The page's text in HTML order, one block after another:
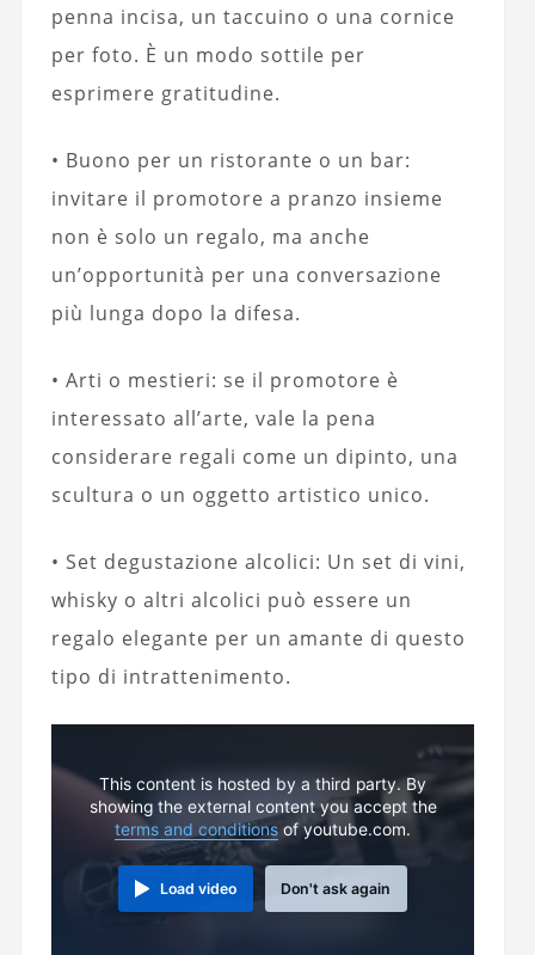
penna incisa, un taccuino o una cornice
per foto. È un modo sottile per
esprimere gratitudine.
• Buono per un ristorante o un bar:
invitare il promotore a pranzo insieme
non è solo un regalo, ma anche
un’opportunità per una conversazione
più lunga dopo la difesa.
• Arti o mestieri: se il promotore è
interessato all’arte, vale la pena
considerare regali come un dipinto, una
scultura o un oggetto artistico unico.
• Set degustazione alcolici: Un set di vini,
whisky o altri alcolici può essere un
regalo elegante per un amante di questo
tipo di intrattenimento.
This content is hosted by a third party. By
showing the external content you accept the
terms and conditions of youtube.com.
Load video Don't ask again